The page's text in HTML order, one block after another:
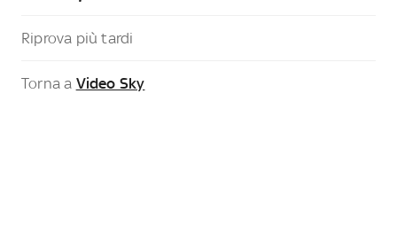
Riprova più tardi
Torna a Video Sky